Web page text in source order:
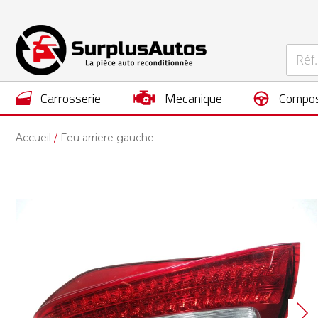
carrosserie mecanique
Accueil Feu arriere gauche